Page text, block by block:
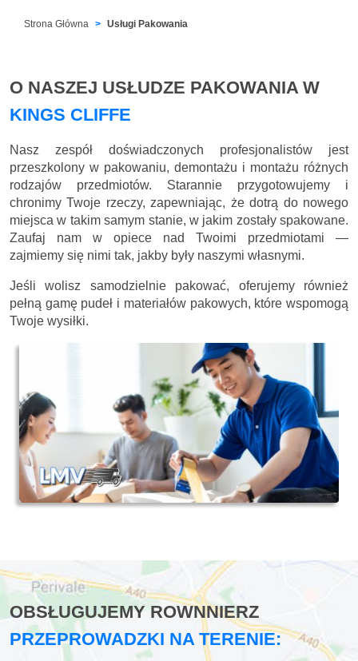
Strona Główna Usługi Pakowania
O NASZEJ USŁUDZE PAKOWANIA W
KINGS CLIFFE
Nasz zespół doświadczonych profesjonalistów jest
przeszkolony w pakowaniu, demontażu i montażu różnych
rodzajów przedmiotów. Starannie przygotowujemy i
chronimy Twoje rzeczy, zapewniając, że dotrą do nowego
miejsca w takim samym stanie, w jakim zostały spakowane.
Zaufaj nam w opiece nad Twoimi przedmiotami —
zajmiemy się nimi tak, jakby były naszymi własnymi.
Jeśli wolisz samodzielnie pakować, oferujemy również
pełną gamę pudeł i materiałów pakowych, które wspomogą
Twoje wysiłki.
OBSŁUGUJEMY ROWNNIERZ
PRZEPROWADZKI NA TERENIE: